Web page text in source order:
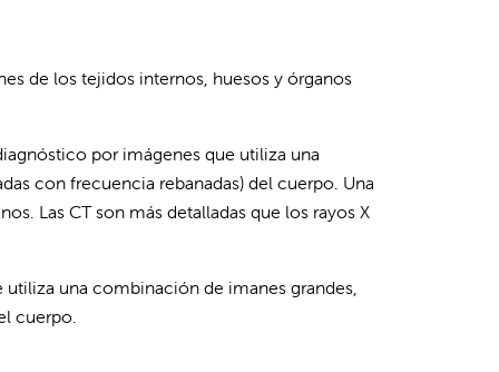
de los tejidos internos, huesos y órganos
por imágenes que utiliza una
con frecuencia rebanadas) del cuerpo. Una
Las CT son más detalladas que los rayos X
una combinación de imanes grandes,
cuerpo.